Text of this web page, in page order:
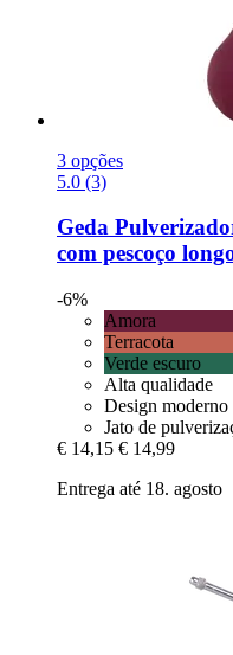
3 opções
5.0 (3)
Geda
com pescoço
-6%
Amora
Terracota
Verde escuro
Alta qualidade
Design moderno
Jato de
€ 14,15 € 14,99
Entrega até 18. agosto